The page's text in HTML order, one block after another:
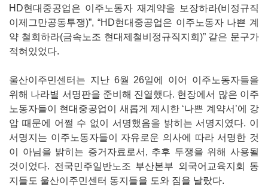
HD현대중공업은 이주노동자 재계약을 보장하라(비정규직
이제그만공동투쟁)”, “HD현대중공업은 이주노동자 나쁜 계
약 철회하라(금속노조 현대제철비정규직지회)” 같은 문구가
적혀있었다.
울산이주민센터는 지난 6월 26일에 이어 이주노동자들을
위해 나라별 서명판을 준비해 진열했다. 현장에서 많은 이주
노동자들이 현대중공업이 새롭게 제시한 ‘나쁜 계약서’에 강
압 때문에 어쩔 수 없이 서명했음을 밝히는 서명지였다. 이
서명지는 이주노동자들이 자유로운 의사에 따라 서명한 것
이 아님을 밝히는 증거자료로서, 추후 투쟁을 위해 사용될
것이었다. 전국민주일반노조 부산본부 외국어교육지회 동
지들도 울산이주민센터 동지들을 도와 짐을 날랐다.